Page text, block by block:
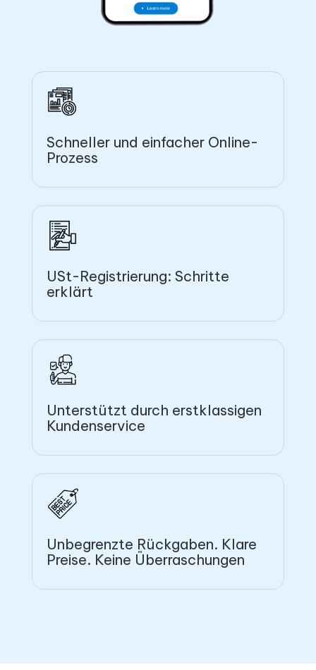
Schneller und einfacher Online-
Prozess
USt-Registrierung: Schritte
erklärt
Unterstützt durch erstklassigen
Kundenservice
Unbegrenzte Rückgaben. Klare
Preise. Keine Überraschungen